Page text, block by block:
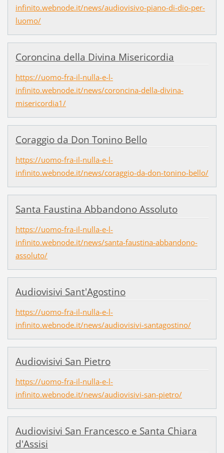
infinito.webnode.it/news/audiovisivo-piano-di-dio-per-
luomo/
Coroncina della Divina Misericordia
https://uomo-fra-il-nulla-e-l-
infinito.webnode.it/news/coroncina-della-divina-
misericordia1/
Coraggio da Don Tonino Bello
https://uomo-fra-il-nulla-e-l-
infinito.webnode.it/news/coraggio-da-don-tonino-bello/
Santa Faustina Abbandono Assoluto
https://uomo-fra-il-nulla-e-l-
infinito.webnode.it/news/santa-faustina-abbandono-
assoluto/
Audiovisivi Sant'Agostino
https://uomo-fra-il-nulla-e-l-
infinito.webnode.it/news/audiovisivi-santagostino/
Audiovisivi San Pietro
https://uomo-fra-il-nulla-e-l-
infinito.webnode.it/news/audiovisivi-san-pietro/
Audiovisivi San Francesco e Santa Chiara
d'Assisi